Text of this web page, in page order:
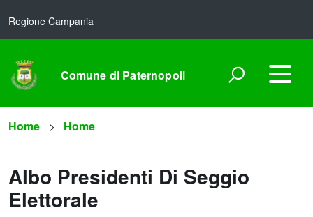
Regione Campania
Comune di Paternopoli
Home Home
Albo Presidenti Di Seggio
Elettorale